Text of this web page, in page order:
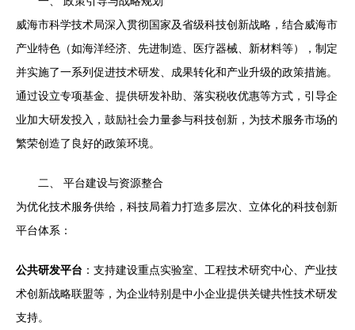
威海市科学技术局深入贯彻国家及省级科技创新战略，结合威海市
产业特色（如海洋经济、先进制造、医疗器械、新材料等），制定
并实施了一系列促进技术研发、成果转化和产业升级的政策措施。
通过设立专项基金、提供研发补助、落实税收优惠等方式，引导企
业加大研发投入，鼓励社会力量参与科技创新，为技术服务市场的
繁荣创造了良好的政策环境。
二、 平台建设与资源整合
为优化技术服务供给，科技局着力打造多层次、立体化的科技创新
平台体系：
公共研发平台 ：支持建设重点实验室、工程技术研究中心、产业技
术创新战略联盟等，为企业特别是中小企业提供关键共性技术研发
支持。